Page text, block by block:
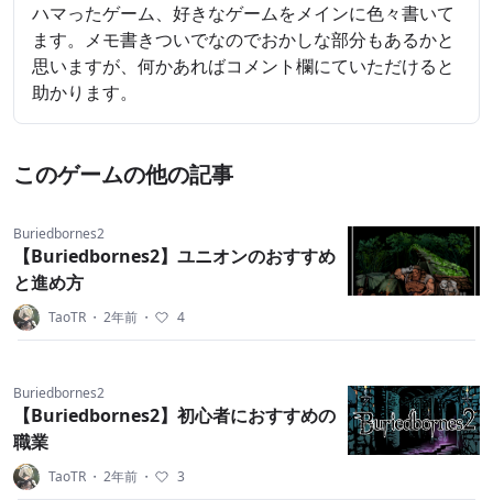
ハマったゲーム、好きなゲームをメインに色々書いて
ます。メモ書きついでなのでおかしな部分もあるかと
思いますが、何かあればコメント欄にていただけると
助かります。
このゲームの他の記事
Buriedbornes2
【Buriedbornes2】ユニオンのおすすめ
と進め方
TaoTR ・ 2年前 ・ 4
Buriedbornes2
【Buriedbornes2】初心者におすすめの
職業
TaoTR ・ 2年前 ・ 3